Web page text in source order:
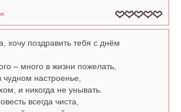
хочу поздравить тебя с днём
– много в жизни пожелать,
чудном настроенье,
и никогда не унывать.
всегда чиста,